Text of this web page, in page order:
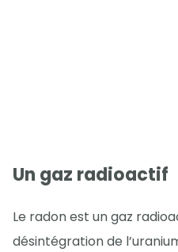
Un gaz radioactif
Le radon est un gaz
désintégration de